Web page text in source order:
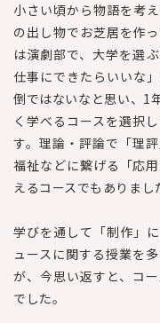
小さい頃から物語を考
の出し物でお芝居を作
は演劇部で、大学を選
仕事にできたらいいな
倒ではないなと思い、1
く学べるコースを選択
す。理論・評論で「理
福祉などに繋げる「応
えるコースでもありまし
学びを通して「制作」
ュースに関する授業を
が、今思い返すと、コ
でした。